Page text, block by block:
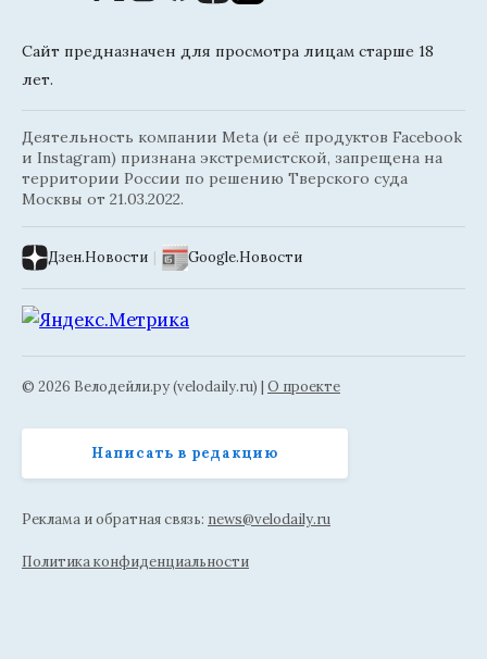
Сайт предназначен для просмотра лицам старше 18
лет.
Деятельность компании Meta (и её продуктов Facebook
и Instagram) признана экстремистской, запрещена на
территории России по решению Тверского суда
Москвы от 21.03.2022.
Дзен.Новости | Google.Новости
© 2026 Велодейли.ру (velodaily.ru) | О проекте
Написать в редакцию
Реклама и обратная связь: news@velodaily.ru
Политика конфиденциальности